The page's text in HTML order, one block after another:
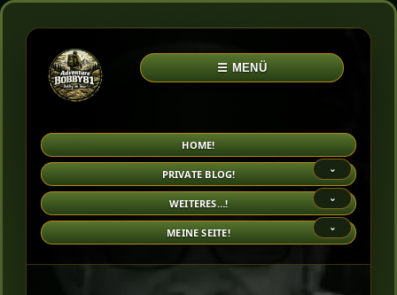
☰ MENÜ
HOME!
PRIVATE BLOG! ⌄
WEITERES…! ⌄
MEINE SEITE! ⌄